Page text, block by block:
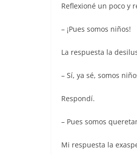
Reflexioné un poco y
– ¡Pues somos niños!
La respuesta la
– Sí, ya sé, somos
Respondí.
– Pues somos
Mi respuesta la